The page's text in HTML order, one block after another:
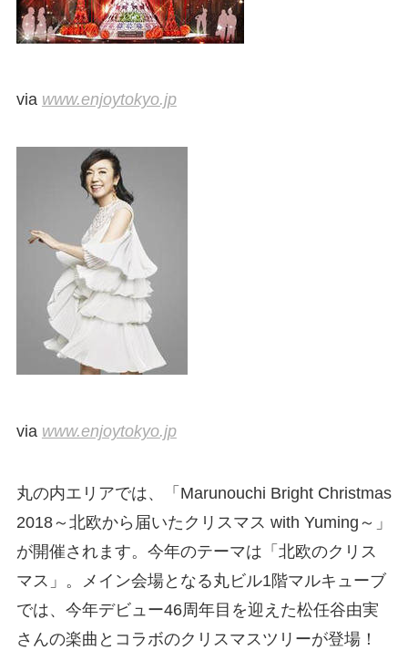
via www.enjoytokyo.jp
via www.enjoytokyo.jp
丸の内エリアでは、「Marunouchi Bright Christmas
2018～北欧から届いたクリスマス with Yuming～」
が開催されます。今年のテーマは「北欧のクリス
マス」。メイン会場となる丸ビル1階マルキューブ
では、今年デビュー46周年目を迎えた松任谷由実
さんの楽曲とコラボのクリスマスツリーが登場！